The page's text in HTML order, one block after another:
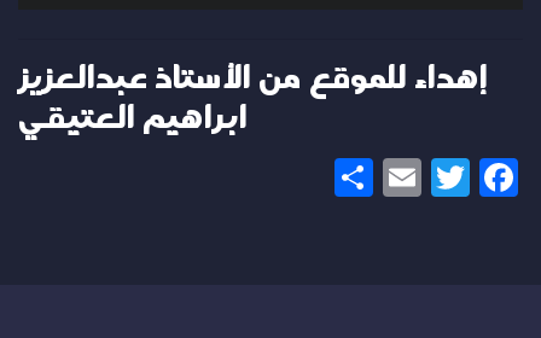
إهداء للموقع من الأستاذ عبدالعزيز
ابراهيم العتيقي
Facebook
Twitter
Email